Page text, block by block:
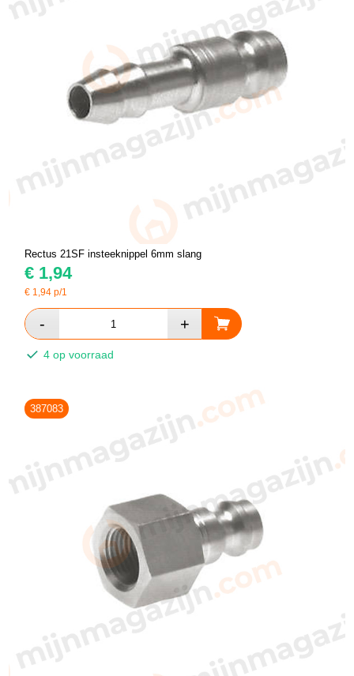
Rectus 21SF insteeknippel 6mm slang
€ 1,94
€ 1,94 p/1
4 op voorraad
387083